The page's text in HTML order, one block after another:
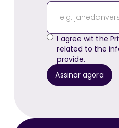
I agree wit the
related to the
provide.